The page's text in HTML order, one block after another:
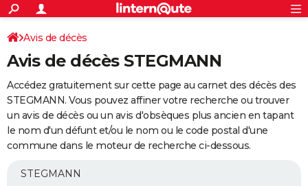
ACTUALITÉS
Politique
Société
Faits Divers
Education
Monde
Villes
+
SPORT
Coupe du monde 2026
Football
Tennis
Cyclisme
Rugby
Forum
Programme TV
TNT
Streaming
Cinéma
Sorties cinéma
Musique
+
FINANCE
Impôts
Immobilier
Risques naturels par ville
Banque
Assurance
Crédit
AUTO
Essais
Réserver un essai
Citadines
Berlines
SUV
Forum auto
+
Mobiles
Meilleur smartphone
Internet
Ordinateurs
Jeux vidéo
Guide high-tech
Avis de décès
Avis de décès STEGMANN
Accédez gratuitement sur cette page au carnet des décès des
STEGMANN. Vous pouvez affiner votre recherche ou trouver
un avis de décès ou un avis d'obsèques plus ancien en tapant
le nom d'un défunt et/ou le nom ou le code postal d'une
commune dans le moteur de recherche ci-dessous.